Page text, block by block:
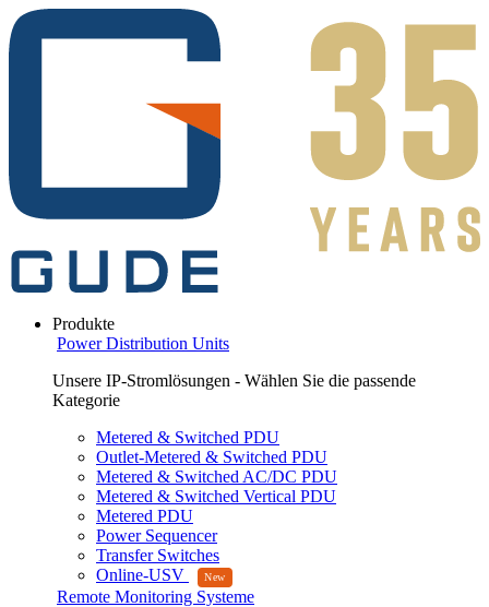
Produkte
Power Distribution Units
Unsere IP-Stromlösungen - Wählen Sie die passende
Kategorie
Metered & Switched PDU
Outlet-Metered & Switched PDU
Metered & Switched AC/DC PDU
Metered & Switched Vertical PDU
Metered PDU
Power Sequencer
Transfer Switches
Online-USV
Remote Monitoring Systeme